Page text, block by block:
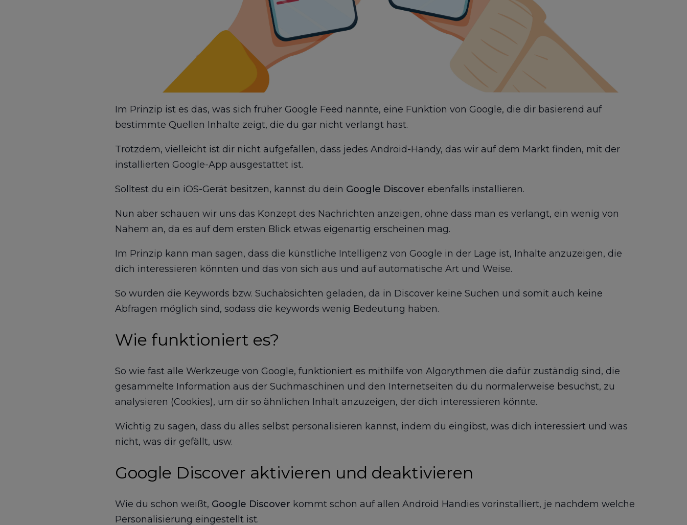
Im Prinzip ist es das, was sich früher Google Feed nannte, eine Funktion von Google, die dir basierend auf
bestimmte Quellen Inhalte zeigt, die du gar nicht verlangt hast.
Trotzdem, vielleicht ist dir nicht aufgefallen, dass jedes Android-Handy, das wir auf dem Markt finden, mit der
installierten Google-App ausgestattet ist.
Solltest du ein iOS-Gerät besitzen, kannst du dein Google Discover ebenfalls installieren.
Nun aber schauen wir uns das Konzept des Nachrichten anzeigen, ohne dass man es verlangt, ein wenig von
Nahem an, da es auf dem ersten Blick etwas eigenartig erscheinen mag.
Im Prinzip kann man sagen, dass die künstliche Intelligenz von Google in der Lage ist, Inhalte anzuzeigen, die
dich interessieren könnten und das von sich aus und auf automatische Art und Weise.
So wurden die Keywords bzw. Suchabsichten geladen, da in Discover keine Suchen und somit auch keine
Abfragen möglich sind, sodass die keywords wenig Bedeutung haben.
Wie funktioniert es?
So wie fast alle Werkzeuge von Google, funktioniert es mithilfe von Algorythmen die dafür zuständig sind, die
gesammelte Information aus der Suchmaschinen und den Internetseiten du du normalerweise besuchst, zu
analysieren (Cookies), um dir so ähnlichen Inhalt anzuzeigen, der dich interessieren könnte.
Wichtig zu sagen, dass du alles selbst personalisieren kannst, indem du eingibst, was dich interessiert und was
nicht, was dir gefällt, usw.
Google Discover aktivieren und deaktivieren
Wie du schon weißt, Google Discover kommt schon auf allen Android Handies vorinstalliert, je nachdem welche
Personalisierung eingestellt ist.